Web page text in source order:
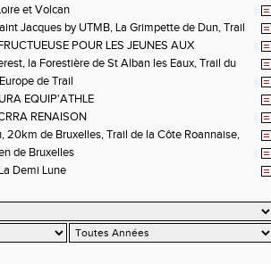
et Volcan
Jacques by UTMB, La Grimpette de Dun, Trail
POUR LES JEUNES AUX
DE LA LOIRE A ANDREZIEUX
la Forestière de St Alban les Eaux, Trail du
Tour du Pays Roannais FSGT
de Trail
EQUIP'ATHLE
RENAISON
20km de Bruxelles, Trail de la Côte Roannaise,
de Bruxelles
Demi Lune